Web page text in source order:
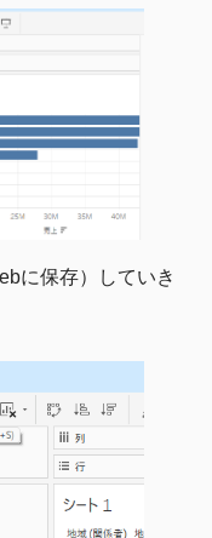
に保存）していき